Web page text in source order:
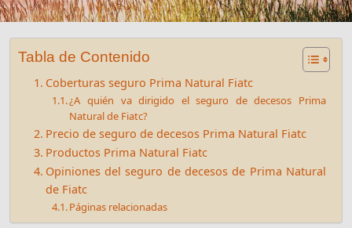
Tabla de Contenido
Coberturas seguro Prima Natural Fiatc
¿A quién va dirigido el seguro de decesos Prima
Natural de Fiatc?
Precio de seguro de decesos Prima Natural Fiatc
Productos Prima Natural Fiatc
Opiniones del seguro de decesos de Prima Natural
de Fiatc
Páginas relacionadas